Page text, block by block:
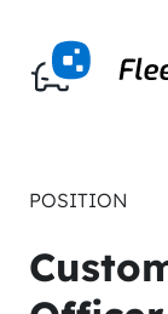
POSITION